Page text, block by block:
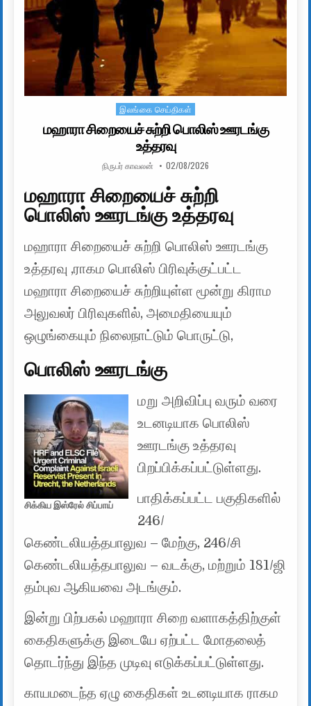
Posted in
இலங்கை செய்திகள்
மஹாரா சிறையைச் சுற்றி பொலிஸ் ஊரடங்கு
உத்தரவு
AUTHOR:
நிருபர் காவலன் PUBLISHED DATE:
02/08/2026
மஹாரா சிறையைச் சுற்றி
பொலிஸ் ஊரடங்கு உத்தரவு
மஹாரா சிறையைச் சுற்றி பொலிஸ் ஊரடங்கு
உத்தரவு ,ராகம பொலிஸ் பிரிவுக்குட்பட்ட
மஹாரா சிறையைச் சுற்றியுள்ள மூன்று கிராம
அலுவலர் பிரிவுகளில், அமைதியையும்
ஒழுங்கையும் நிலைநாட்டும் பொருட்டு,
பொலிஸ் ஊரடங்கு
சிக்கிய இஸ்ரேல் சிப்பாய்
மறு அறிவிப்பு வரும் வரை
உடனடியாக பொலிஸ்
ஊரடங்கு உத்தரவு
பிறப்பிக்கப்பட்டுள்ளது.
பாதிக்கப்பட்ட பகுதிகளில்
246/
கெண்டலியத்தபாலுவ – மேற்கு, 246/சி
கெண்டலியத்தபாலுவ – வடக்கு, மற்றும் 181/ஜி
தம்புவ ஆகியவை அடங்கும்.
இன்று பிற்பகல் மஹாரா சிறை வளாகத்திற்குள்
கைதிகளுக்கு இடையே ஏற்பட்ட மோதலைத்
தொடர்ந்து இந்த முடிவு எடுக்கப்பட்டுள்ளது.
காயமடைந்த ஏழு கைதிகள் உடனடியாக ராகம